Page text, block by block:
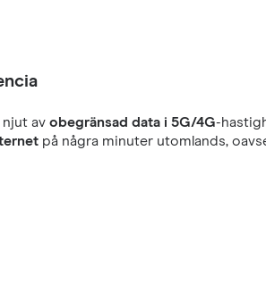
njut avobegränsad data i 5G/4G-
på några minuter utomlands,